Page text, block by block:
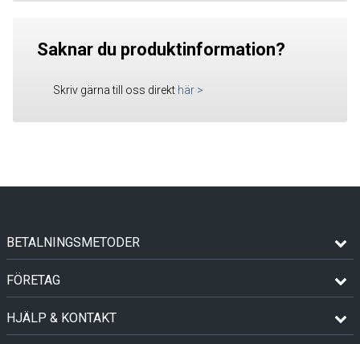
Saknar du produktinformation?
Skriv gärna till oss direkt här >
BETALNINGSMETODER
FÖRETAG
HJÄLP & KONTAKT